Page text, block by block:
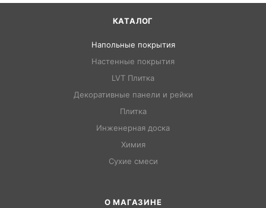
КАТАЛОГ
Напольные покрытия
Настенные покрытия
LVT Плитка
Декоративные панели и рейки
Плитка
Инженерная доска
Химия
Сухие смеси
О МАГАЗИНЕ